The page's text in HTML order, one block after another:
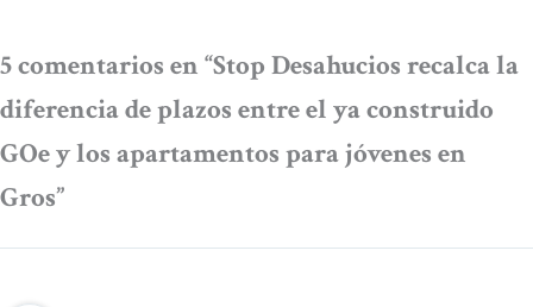
5 comentarios en “Stop Desahucios recalca la
diferencia de plazos entre el ya construido
GOe y los apartamentos para jóvenes en
Gros”